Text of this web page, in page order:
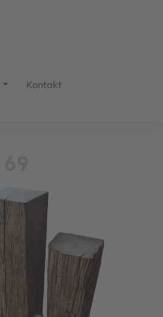
Kontakt